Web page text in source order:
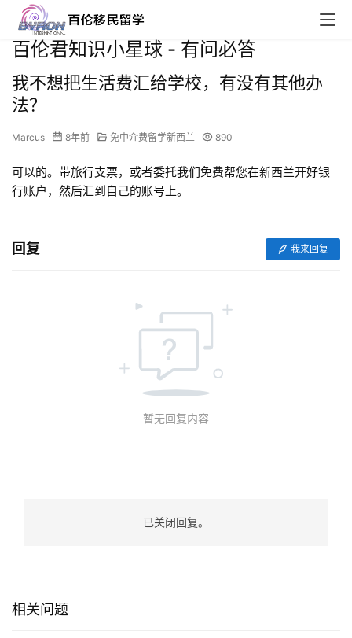
百伦君知识小星球 - 有问必答
我不想把生活费汇给学校，有没有其他办
法？
Marcus 8年前 免中介费留学新西兰 890
可以的。带旅行支票，或者委托我们免费帮您在新西兰开好银
行账户，然后汇到自己的账号上。
回复 我来回复
暂无回复内容
已关闭回复。
相关问题